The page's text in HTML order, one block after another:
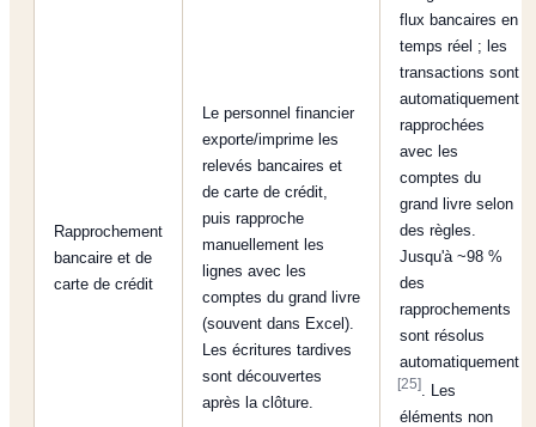
Rapprochement
bancaire et de
carte de crédit
Le personnel financier
exporte/imprime les
relevés bancaires et
de carte de crédit,
puis rapproche
manuellement les
lignes avec les
comptes du grand livre
(souvent dans Excel).
Les écritures tardives
sont découvertes
après la clôture.
flux bancaires en
temps réel ; les
transactions sont
automatiquement
rapprochées
avec les
comptes du
grand livre selon
des règles.
Jusqu'à ~98 %
des
rapprochements
sont résolus
automatiquement
[25] . Les
éléments non